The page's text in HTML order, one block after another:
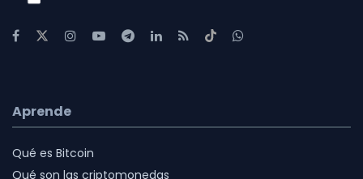
Aprende
Qué es Bitcoin
Qué son las criptomonedas